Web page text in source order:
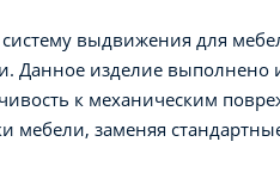
выдвижения для
изделие выполнено
к механическим
мебели, заменяя